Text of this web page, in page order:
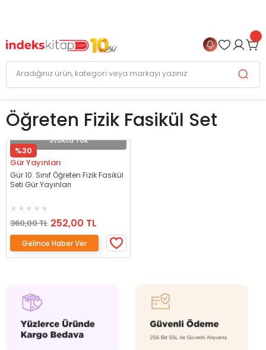
Öğreten Fizik Fasikül Set
Stokta Yok
%30
Gür Yayınları
Gür 10. Sınıf Öğreten Fizik Fasikül
Seti Gür Yayınları
360,00 TL 252,00 TL
Gelince Haber Ver